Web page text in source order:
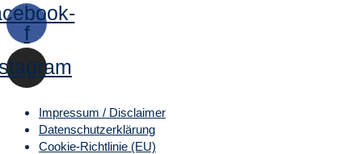
f
Impressum / Disclaimer
Datenschutz­erklärung
Cookie-Richtlinie (EU)